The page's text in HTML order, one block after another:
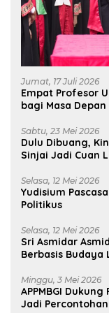
Jumat, 17 Juli 2026
Empat Profesor
bagi Masa
Sabtu, 23 Mei 2026
Dulu Dibuang,
Sinjai Jadi Cuan
Selasa, 12 Mei 2026
Yudisium
Politikus
Selasa, 12 Mei 2026
Sri Asmidar
Berbasis Budaya
Minggu, 3 Mei 2026
APPMBGI
Jadi